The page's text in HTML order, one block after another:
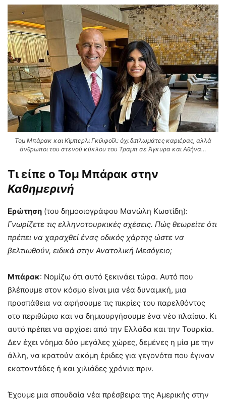
Τομ Μπάρακ και Κίμπερλι Γκίλφοϊλ: όχι διπλωμάτες καριέρας, αλλά
άνθρωποι του στενού κύκλου του Τραμπ σε Άγκυρα και Αθήνα…
Τι είπε ο Τομ Μπάρακ στην
Καθημερινή
Ερώτηση (του δημοσιογράφου Μανώλη Κωστίδη):
Γνωρίζετε τις ελληνοτουρκικές σχέσεις. Πώς θεωρείτε ότι
πρέπει να χαραχθεί ένας οδικός χάρτης ώστε να
βελτιωθούν, ειδικά στην Ανατολική Μεσόγειο;
Μπάρακ: Νομίζω ότι αυτό ξεκινάει τώρα. Αυτό που
βλέπουμε στον κόσμο είναι μια νέα δυναμική, μια
προσπάθεια να αφήσουμε τις πικρίες του παρελθόντος
στο περιθώριο και να δημιουργήσουμε ένα νέο πλαίσιο. Κι
αυτό πρέπει να αρχίσει από την Ελλάδα και την Τουρκία.
Δεν έχει νόημα δύο μεγάλες χώρες, δεμένες η μία με την
άλλη, να κρατούν ακόμη έριδες για γεγονότα που έγιναν
εκατοντάδες ή και χιλιάδες χρόνια πριν.
Έχουμε μια σπουδαία νέα πρέσβειρα της Αμερικής στην